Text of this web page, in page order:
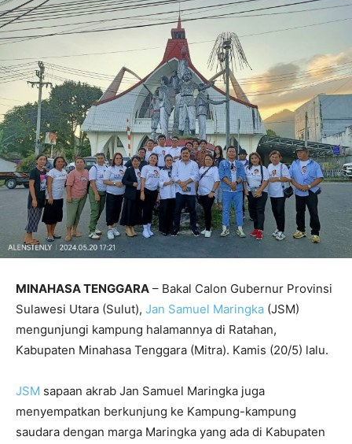
MINAHASA TENGGARA – Bakal Calon Gubernur Provinsi
Sulawesi Utara (Sulut), Jan Samuel Maringka (JSM)
mengunjungi kampung halamannya di Ratahan,
Kabupaten Minahasa Tenggara (Mitra). Kamis (20/5) lalu.
JSM sapaan akrab Jan Samuel Maringka juga
menyempatkan berkunjung ke Kampung-kampung
saudara dengan marga Maringka yang ada di Kabupaten